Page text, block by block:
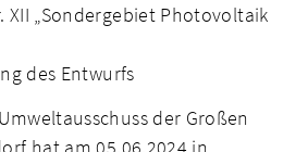
XII „Sondergebiet Photovoltaik
des Entwurfs
der Großen
hat am 05.06.2024 in